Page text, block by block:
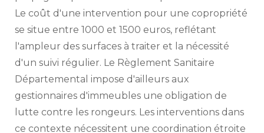
Le coût d'une intervention pour une copropriété
se situe entre 1000 et 1500 euros, reflétant
l'ampleur des surfaces à traiter et la nécessité
d'un suivi régulier. Le Règlement Sanitaire
Départemental impose d'ailleurs aux
gestionnaires d'immeubles une obligation de
lutte contre les rongeurs. Les interventions dans
ce contexte nécessitent une coordination étroite